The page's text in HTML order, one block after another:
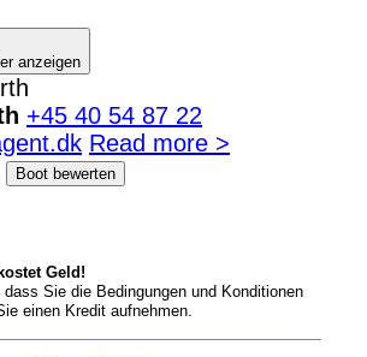
anzeigen
+45 40 54 87 22
Read more >
Boot bewerten
Geld!
Sie die Bedingungen und Konditionen
einen Kredit aufnehmen.